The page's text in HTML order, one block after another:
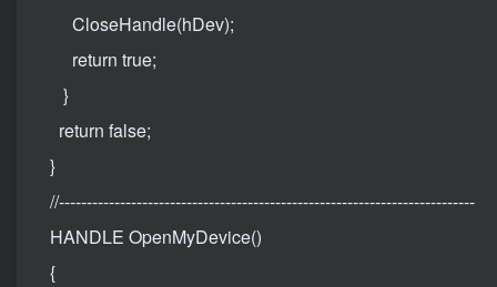
CloseHandle(hDev);
return true;
}
return false;
}
//---------------------------------------------------------------------------
HANDLE OpenMyDevice()
{